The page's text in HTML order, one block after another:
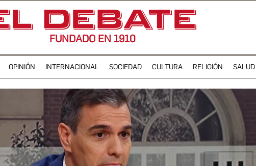
FUNDADO EN 1910
OPINIÓN INTERNACIONAL SOCIEDAD CULTURA RELIGIÓN